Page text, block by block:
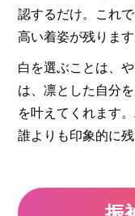
認するだけ。これ
高い着姿が残ります
白を選ぶことは、
は、凛とした自分
を叶えてくれます
誰よりも印象的に残